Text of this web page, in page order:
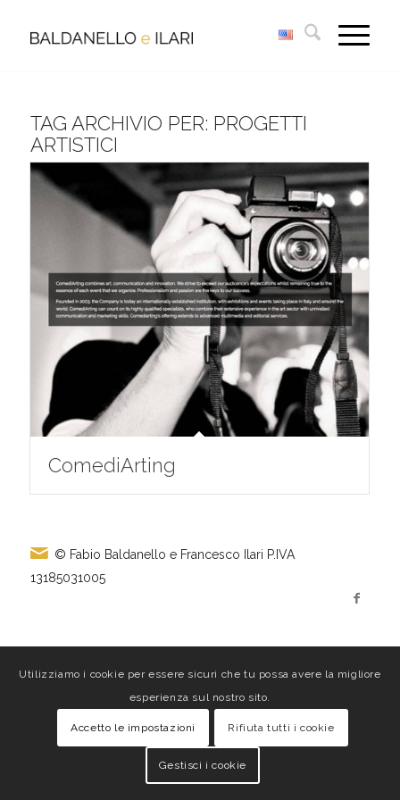
TAG ARCHIVIO PER: PROGETTI
ARTISTICI
ComediArting
© Fabio Baldanello e Francesco Ilari P.IVA
13185031005
Utilizziamo i cookie per essere sicuri che tu possa avere la migliore
esperienza sul nostro sito.
Accetto le impostazioni Rifiuta tutti i cookie
Gestisci i cookie